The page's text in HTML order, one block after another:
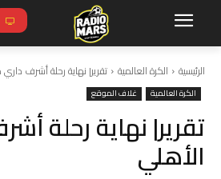
الرئيسية الكرة العالمية تقرير| نهاية رحلة أشرف
الكرة العالمية غلاف الموقع
تقرير| نهاية رحلة
الأهلي